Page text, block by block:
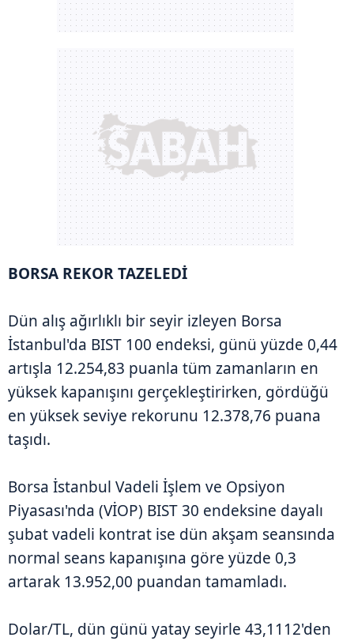
BORSA REKOR TAZELEDİ
Dün alış ağırlıklı bir seyir izleyen Borsa
İstanbul'da BIST 100 endeksi, günü yüzde 0,44
artışla 12.254,83 puanla tüm zamanların en
yüksek kapanışını gerçekleştirirken, gördüğü
en yüksek seviye rekorunu 12.378,76 puana
taşıdı.
Borsa İstanbul Vadeli İşlem ve Opsiyon
Piyasası'nda (VİOP) BIST 30 endeksine dayalı
şubat vadeli kontrat ise dün akşam seansında
normal seans kapanışına göre yüzde 0,3
artarak 13.952,00 puandan tamamladı.
Dolar/TL, dün günü yatay seyirle 43,1112'den